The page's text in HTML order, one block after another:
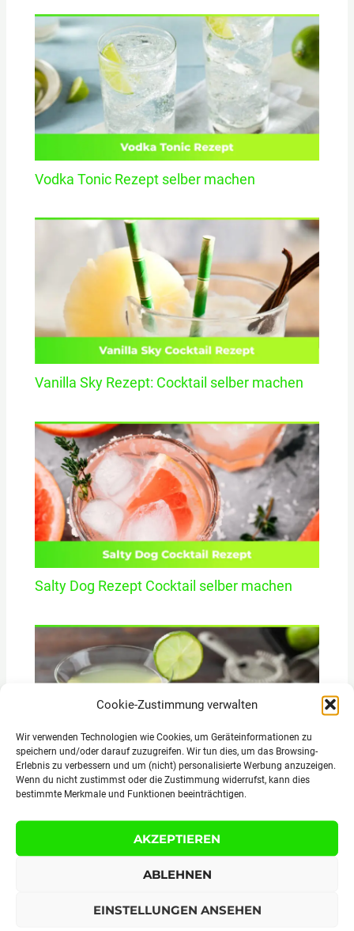
Cookie-Zustimmung verwalten
Wir verwenden Technologien wie Cookies, um Geräteinformationen zu
speichern und/oder darauf zuzugreifen. Wir tun dies, um das Browsing-
Erlebnis zu verbessern und um (nicht) personalisierte Werbung anzuzeigen.
Wenn du nicht zustimmst oder die Zustimmung widerrufst, kann dies
bestimmte Merkmale und Funktionen beeinträchtigen.
AKZEPTIEREN
ABLEHNEN
EINSTELLUNGEN ANSEHEN
Vodka Tonic Rezept selber machen
Vanilla Sky Rezept: Cocktail selber machen
Salty Dog Rezept Cocktail selber machen
Kamikaze Rezept Cocktail selber machen